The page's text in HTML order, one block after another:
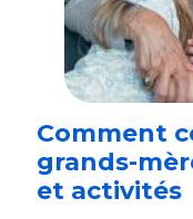
Comment
grands-
et activités